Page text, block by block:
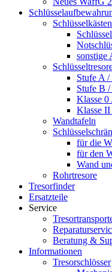
Schlüsselkästen
sonstige
Stufe A /
Stufe B /
Klasse 0
Klasse
Wandtafeln
für die
für den
Wand
Rohrtresore
Tresorfinder
Ersatzteile
Service
Beratung &
Informationen
Tresorschlösser